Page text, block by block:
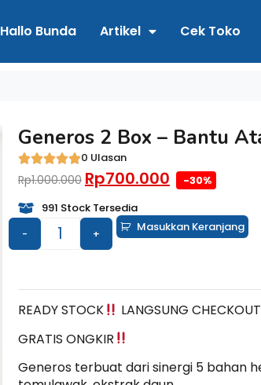
Hallo Bunda Artikel Cek Toko
Generos 2 Box – Bantu
0 Ulasan
Rp1.000.000 Rp700.000 -30%
991 Stock Tersedia
-
+ Masukkan Keranjang
READY STOCK
LANGSUNG
GRATIS ONGKIR
Generos terbuat dari sinergi 5 bahan